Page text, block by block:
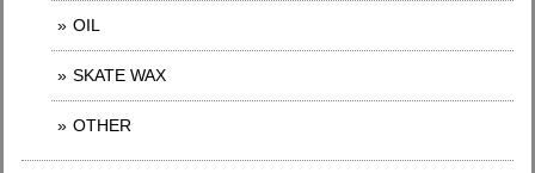
OIL
SKATE WAX
OTHER